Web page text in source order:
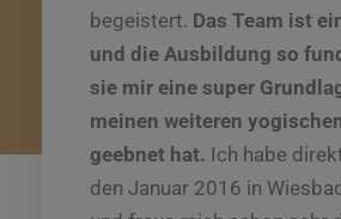
begeistert. Das Team ist
und die Ausbildung so
sie mir eine super
meinen weiteren
geebnet hat. Ich habe
den Januar 2016 in